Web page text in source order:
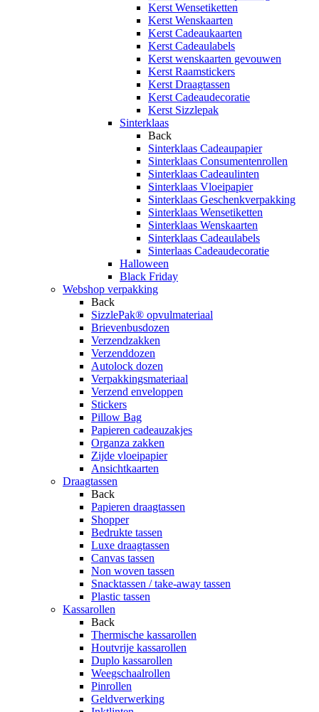
Kerst Wensetiketten
Kerst Wenskaarten
Kerst Cadeaukaarten
Kerst Cadeaulabels
Kerst wenskaarten gevouwen
Kerst Raamstickers
Kerst Draagtassen
Kerst Cadeaudecoratie
Kerst Sizzlepak
Sinterklaas
Back
Sinterklaas Cadeaupapier
Sinterklaas Consumentenrollen
Sinterklaas Cadeaulinten
Sinterklaas Vloeipapier
Sinterklaas Geschenkverpakking
Sinterklaas Wensetiketten
Sinterklaas Wenskaarten
Sinterklaas Cadeaulabels
Sinterlaas Cadeaudecoratie
Halloween
Black Friday
Webshop verpakking
Back
SizzlePak® opvulmateriaal
Brievenbusdozen
Verzendzakken
Verzenddozen
Autolock dozen
Verpakkingsmateriaal
Verzend enveloppen
Stickers
Pillow Bag
Papieren cadeauzakjes
Organza zakken
Zijde vloeipapier
Ansichtkaarten
Draagtassen
Back
Papieren draagtassen
Shopper
Bedrukte tassen
Luxe draagtassen
Canvas tassen
Non woven tassen
Snacktassen / take-away tassen
Plastic tassen
Kassarollen
Back
Thermische kassarollen
Houtvrije kassarollen
Duplo kassarollen
Weegschaalrollen
Pinrollen
Geldverwerking